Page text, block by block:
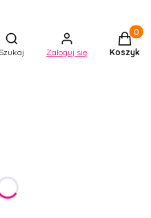
Otwórz wyszukiwarkę
Szukaj Zaloguj się Koszyk